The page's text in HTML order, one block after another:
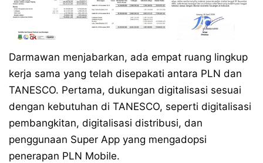
Darmawan menjabarkan, ada empat ruang lingkup
kerja sama yang telah disepakati antara PLN dan
TANESCO. Pertama, dukungan digitalisasi sesuai
dengan kebutuhan di TANESCO, seperti digitalisasi
pembangkitan, digitalisasi distribusi, dan
penggunaan Super App yang mengadopsi
penerapan PLN Mobile.